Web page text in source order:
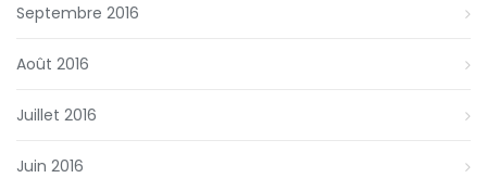
Septembre 2016
Août 2016
Juillet 2016
Juin 2016